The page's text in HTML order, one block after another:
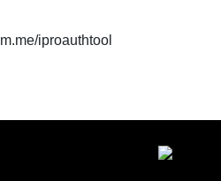
iproauthtool